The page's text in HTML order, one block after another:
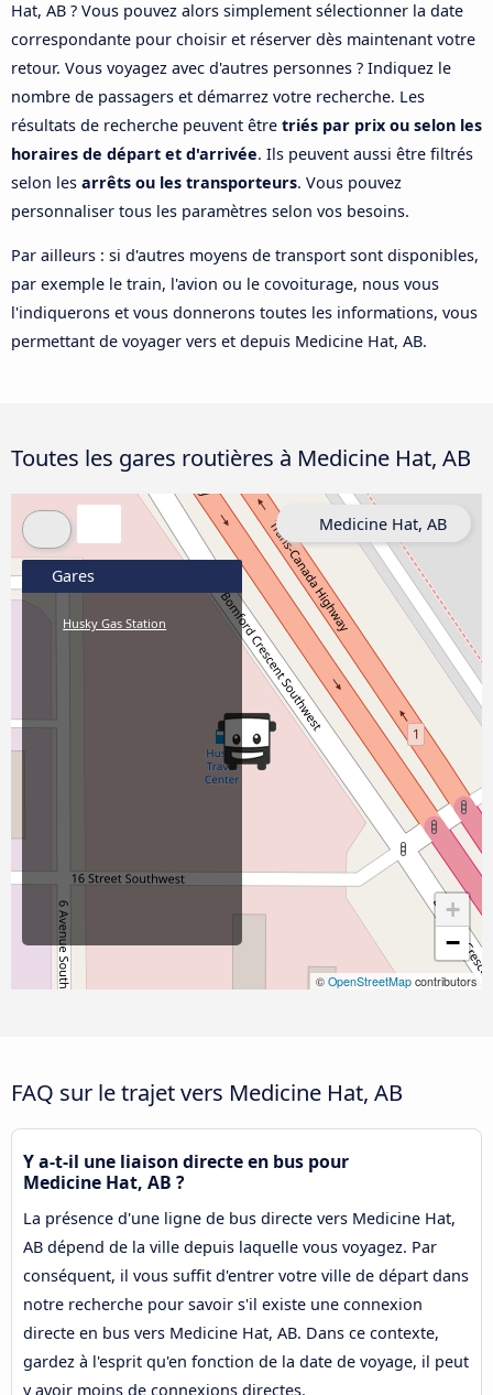
Hat, AB ? Vous pouvez alors simplement sélectionner la date
correspondante pour choisir et réserver dès maintenant votre
retour. Vous voyagez avec d'autres personnes ? Indiquez le
nombre de passagers et démarrez votre recherche. Les
résultats de recherche peuvent être triés par prix ou selon les
horaires de départ et d'arrivée. Ils peuvent aussi être filtrés
selon les arrêts ou les transporteurs. Vous pouvez
personnaliser tous les paramètres selon vos besoins.
Par ailleurs : si d'autres moyens de transport sont disponibles,
par exemple le train, l'avion ou le covoiturage, nous vous
l'indiquerons et vous donnerons toutes les informations, vous
permettant de voyager vers et depuis Medicine Hat, AB.
Toutes les gares routières à Medicine Hat, AB
+
−
© OpenStreetMap contributors
Gares
Husky Gas Station
Medicine Hat, AB
FAQ sur le trajet vers Medicine Hat, AB
Y a-t-il une liaison directe en bus pour
Medicine Hat, AB ?
La présence d'une ligne de bus directe vers Medicine Hat,
AB dépend de la ville depuis laquelle vous voyagez. Par
conséquent, il vous suffit d'entrer votre ville de départ dans
notre recherche pour savoir s'il existe une connexion
directe en bus vers Medicine Hat, AB. Dans ce contexte,
gardez à l'esprit qu'en fonction de la date de voyage, il peut
y avoir moins de connexions directes.